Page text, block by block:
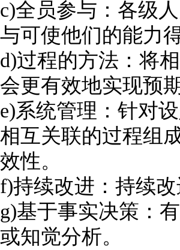
c)全员参与：各级
与可使他们的能力
d)过程的方法：将
会更有效地实现预
e)系统管理：针对
相互关联的过程组
效性。
f)持续改进：持续
g)基于事实决策：
或知觉分析。